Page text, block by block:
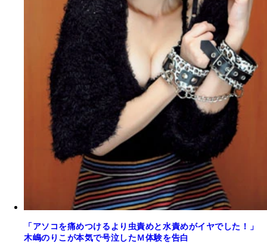
「アソコを痛めつけるより虫責めと水責めがイヤでした！」
木嶋のりこが本気で号泣したＭ体験を告白